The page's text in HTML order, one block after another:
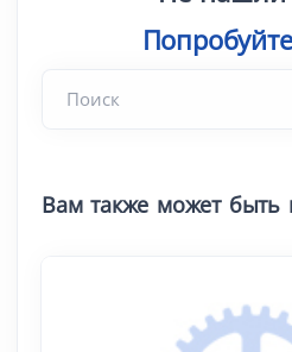
Вам также может быть